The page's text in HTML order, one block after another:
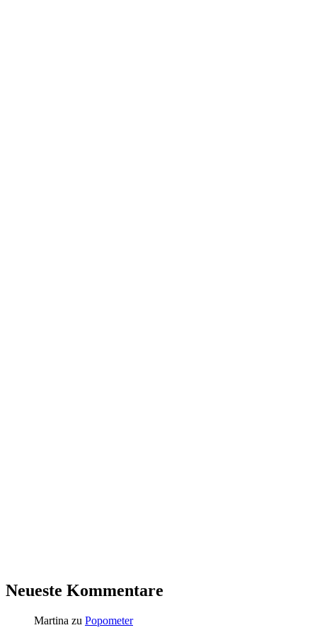
Neueste Kommentare
Martina zu Popometer